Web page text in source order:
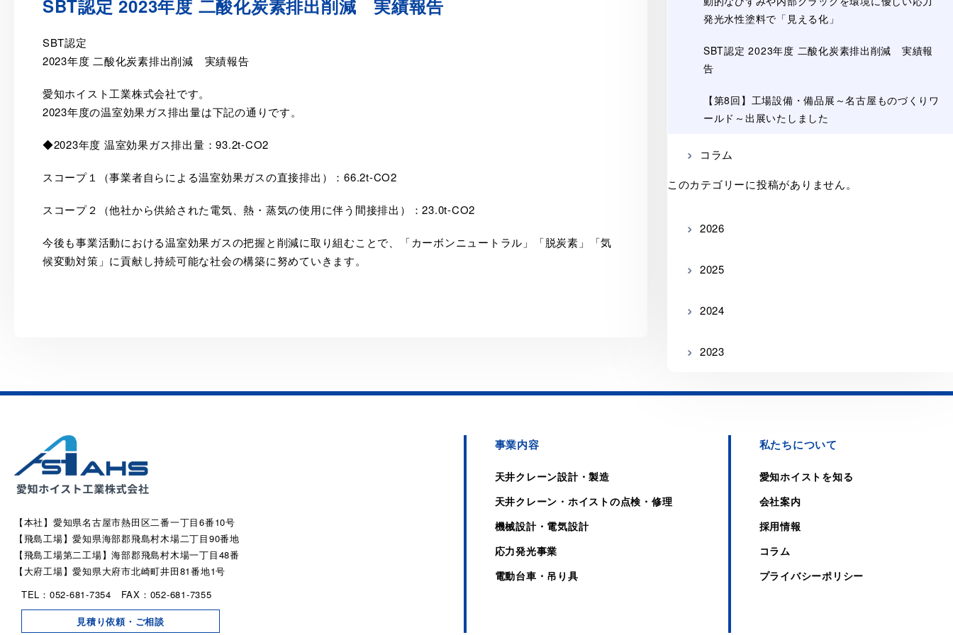
SBT認定 2023年度 二酸化炭素排出削減 実績報告
SBT認定
2023年度 二酸化炭素排出削減 実績報告
愛知ホイスト工業株式会社です。
2023年度の温室効果ガス排出量は下記の通りです。
◆2023年度 温室効果ガス排出量：93.2t-CO2
スコープ１（事業者自らによる温室効果ガスの直接排出）：66.2t-CO2
スコープ２（他社から供給された電気、熱・蒸気の使用に伴う間接排出）：23.0t-CO2
今後も事業活動における温室効果ガスの把握と削減に取り組むことで、「カーボンニュートラル」「脱炭素」「気
候変動対策」に貢献し持続可能な社会の構築に努めていきます。
発光水性塗料で「見える化」
SBT認定 2023年度 二酸化炭素排出削減 実績報
告
【第8回】工場設備・備品展～名古屋ものづくりワ
ールド～出展いたしました
コラム
このカテゴリーに投稿がありません。
2026
2025
2024
2023
【本社】愛知県名古屋市熱田区二番一丁目6番10号
【飛島工場】愛知県海部郡飛島村木場二丁目90番地
【飛島工場第二工場】海部郡飛島村木場一丁目48番
【大府工場】愛知県大府市北崎町井田81番地1号
TEL：052-681-7354 FAX：052-681-7355
見積り依頼・ご相談
事業内容
天井クレーン設計・製造
天井クレーン・ホイストの点検・修理
機械設計・電気設計
応力発光事業
電動台車・吊り具
私たちについて
愛知ホイストを知る
会社案内
採用情報
コラム
プライバシーポリシー